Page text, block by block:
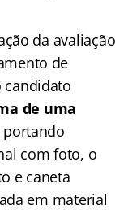
da avaliação
de
candidato
de uma
portando
com foto, o
e caneta
em material